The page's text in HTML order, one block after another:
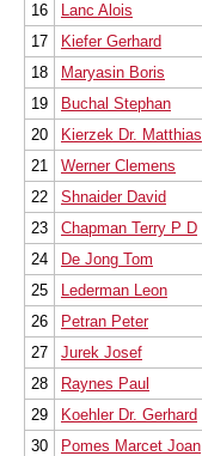
16
Lanc Alois
17
Kiefer Gerhard
18
Maryasin Boris
19
Buchal Stephan
20
Kierzek Dr. Matthias
21
Werner Clemens
22
Shnaider David
23
Chapman Terry P D
24
De Jong Tom
25
Lederman Leon
26
Petran Peter
27
Jurek Josef
28
Raynes Paul
29
Koehler Dr. Gerhard
30
Pomes Marcet Joan